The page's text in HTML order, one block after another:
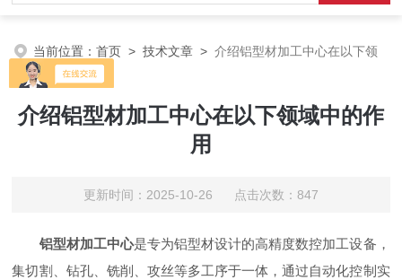
当前位置：首页 >技术文章 >介绍铝型材加工中心在以下领
域中的作用
介绍铝型材加工中心在以下领域中的作
用
更新时间：2025-10-26 点击次数：847
铝型材加工中心是专为铝型材设计的高精度数控加工设备，
集切割、钻孔、铣削、攻丝等多工序于一体，通过自动化控制实